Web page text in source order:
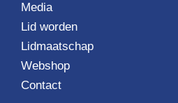
Media
Lid worden
Lidmaatschap
Webshop
Contact